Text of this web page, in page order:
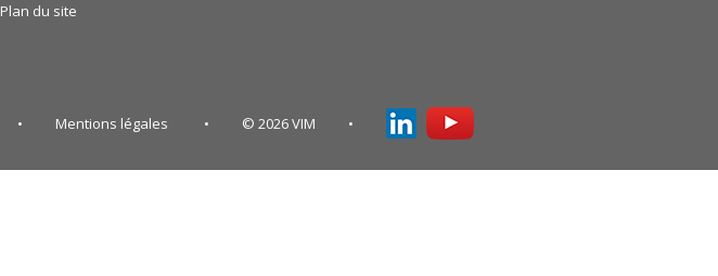
Plan du site
Mentions légales © 2026 VIM